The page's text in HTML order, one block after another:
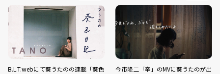
B.L.T.webにて葵うたのの連載「葵色
今市隆二「辛」のMVに葵うたのが出